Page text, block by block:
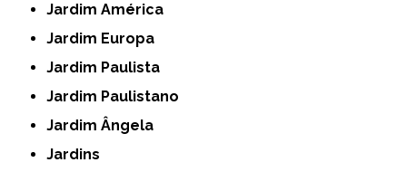
Jardim América
Jardim Europa
Jardim Paulista
Jardim Paulistano
Jardim Ângela
Jardins